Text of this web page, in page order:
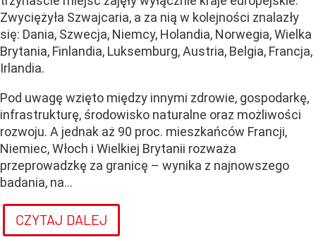
Zwyciężyła Szwajcaria, a za nią w kolejności znalazły
się: Dania, Szwecja, Niemcy, Holandia, Norwegia, Wielka
Brytania, Finlandia, Luksemburg, Austria, Belgia, Francja,
Irlandia.
Pod uwagę wzięto między innymi zdrowie, gospodarkę,
infrastrukturę, środowisko naturalne oraz możliwości
rozwoju. A jednak aż 90 proc. mieszkańców Francji,
Niemiec, Włoch i Wielkiej Brytanii rozważa
przeprowadzkę za granicę – wynika z najnowszego
badania, na...
CZYTAJ DALEJ